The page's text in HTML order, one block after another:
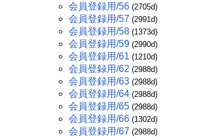
会員登録用/56 (2705d)
会員登録用/57 (2991d)
会員登録用/58 (1373d)
会員登録用/59 (2990d)
会員登録用/61 (1210d)
会員登録用/62 (2988d)
会員登録用/63 (2988d)
会員登録用/64 (2988d)
会員登録用/65 (2988d)
会員登録用/66 (1302d)
会員登録用/67 (2988d)